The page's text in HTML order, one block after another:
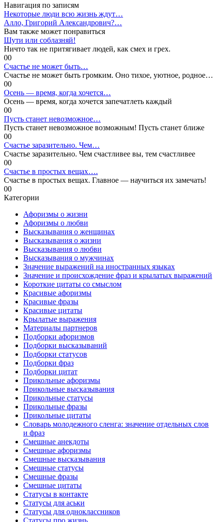
Навигация по записям
Некоторые люди всю жизнь ждут…
Алло, Григорий Александрович?…
Вам также может понравиться
Шути или соблазняй!
Ничто так не притягивает людей, как смех и грех.
00
Счастье не может быть…
Счастье не может быть громким. Оно тихое, уютное, родное…
00
Осень — время, когда хочется…
Осень — время, когда хочется запечатлеть каждый
00
Пусть станет невозможное…
Пусть станет невозможное возможным! Пусть станет ближе
00
Счастье заразительно. Чем…
Счастье заразительно. Чем счастливее вы, тем счастливее
00
Счастье в простых вещах….
Счастье в простых вещах. Главное — научиться их замечать!
00
Категории
Афоризмы о жизни
Афоризмы о любви
Высказывания о женщинах
Высказывания о жизни
Высказывания о любви
Высказывания о мужчинах
Значение выражений на иностранных языках
Значение и происхождение фраз и крылатых выражений
Короткие цитаты со смыслом
Красивые афоризмы
Красивые фразы
Красивые цитаты
Крылатые выражения
Материалы партнеров
Подборки афоризмов
Подборки высказываний
Подборки статусов
Подборки фраз
Подборки цитат
Прикольные афоризмы
Прикольные высказывания
Прикольные статусы
Прикольные фразы
Прикольные цитаты
Словарь молодежного сленга: значение отдельных слов
и фраз
Смешные анекдоты
Смешные афоризмы
Смешные высказывания
Смешные статусы
Смешные фразы
Смешные цитаты
Статусы в контакте
Статусы для аськи
Статусы для одноклассников
Статусы про жизнь